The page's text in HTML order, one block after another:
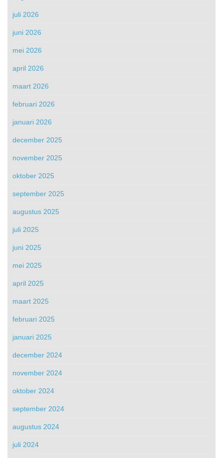
juli 2026
juni 2026
mei 2026
april 2026
maart 2026
februari 2026
januari 2026
december 2025
november 2025
oktober 2025
september 2025
augustus 2025
juli 2025
juni 2025
mei 2025
april 2025
maart 2025
februari 2025
januari 2025
december 2024
november 2024
oktober 2024
september 2024
augustus 2024
juli 2024